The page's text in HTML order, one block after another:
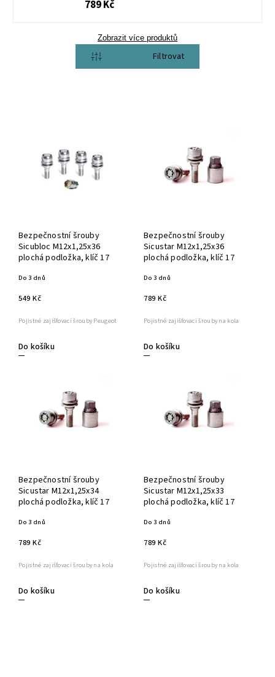
789 Kč
Zobrazit více produktů
Otevřít filtr
Bezpečnostní šrouby
Sicubloc M12x1,25x36
plochá podložka, klíč 17
Do 3 dnů
549 Kč
Do košíku
Pojistné zajišťovací šrouby Peugeot
Bezpečnostní šrouby
Sicustar M12x1,25x36
plochá podložka, klíč 17
Do 3 dnů
789 Kč
Do košíku
Pojistné zajišťovací šrouby na kola
Bezpečnostní šrouby
Sicustar M12x1,25x34
plochá podložka, klíč 17
Do 3 dnů
789 Kč
Do košíku
Pojistné zajišťovací šrouby na kola
Bezpečnostní šrouby
Sicustar M12x1,25x33
plochá podložka, klíč 17
Do 3 dnů
789 Kč
Do košíku
Pojistné zajišťovací šrouby na kola